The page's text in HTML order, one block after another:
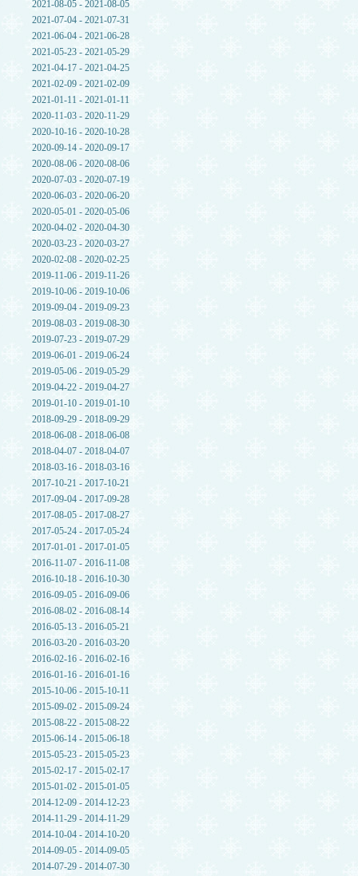
2021-08-05 - 2021-08-05
2021-07-04 - 2021-07-31
2021-06-04 - 2021-06-28
2021-05-23 - 2021-05-29
2021-04-17 - 2021-04-25
2021-02-09 - 2021-02-09
2021-01-11 - 2021-01-11
2020-11-03 - 2020-11-29
2020-10-16 - 2020-10-28
2020-09-14 - 2020-09-17
2020-08-06 - 2020-08-06
2020-07-03 - 2020-07-19
2020-06-03 - 2020-06-20
2020-05-01 - 2020-05-06
2020-04-02 - 2020-04-30
2020-03-23 - 2020-03-27
2020-02-08 - 2020-02-25
2019-11-06 - 2019-11-26
2019-10-06 - 2019-10-06
2019-09-04 - 2019-09-23
2019-08-03 - 2019-08-30
2019-07-23 - 2019-07-29
2019-06-01 - 2019-06-24
2019-05-06 - 2019-05-29
2019-04-22 - 2019-04-27
2019-01-10 - 2019-01-10
2018-09-29 - 2018-09-29
2018-06-08 - 2018-06-08
2018-04-07 - 2018-04-07
2018-03-16 - 2018-03-16
2017-10-21 - 2017-10-21
2017-09-04 - 2017-09-28
2017-08-05 - 2017-08-27
2017-05-24 - 2017-05-24
2017-01-01 - 2017-01-05
2016-11-07 - 2016-11-08
2016-10-18 - 2016-10-30
2016-09-05 - 2016-09-06
2016-08-02 - 2016-08-14
2016-05-13 - 2016-05-21
2016-03-20 - 2016-03-20
2016-02-16 - 2016-02-16
2016-01-16 - 2016-01-16
2015-10-06 - 2015-10-11
2015-09-02 - 2015-09-24
2015-08-22 - 2015-08-22
2015-06-14 - 2015-06-18
2015-05-23 - 2015-05-23
2015-02-17 - 2015-02-17
2015-01-02 - 2015-01-05
2014-12-09 - 2014-12-23
2014-11-29 - 2014-11-29
2014-10-04 - 2014-10-20
2014-09-05 - 2014-09-05
2014-07-29 - 2014-07-30